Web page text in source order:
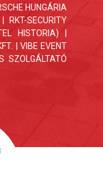
HUNGÁRIA
RKT-SECURITY
HISTORIA) |
| VIBE EVENT
SZOLGÁLTATÓ